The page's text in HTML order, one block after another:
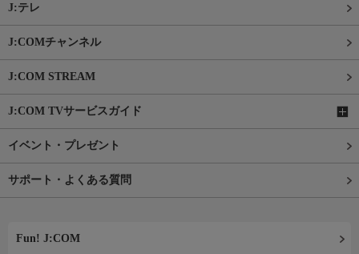
J:テレ
J:COMチャンネル
J:COM STREAM
J:COM TVサービスガイド
イベント・プレゼント
サポート・よくある質問
Fun! J:COM